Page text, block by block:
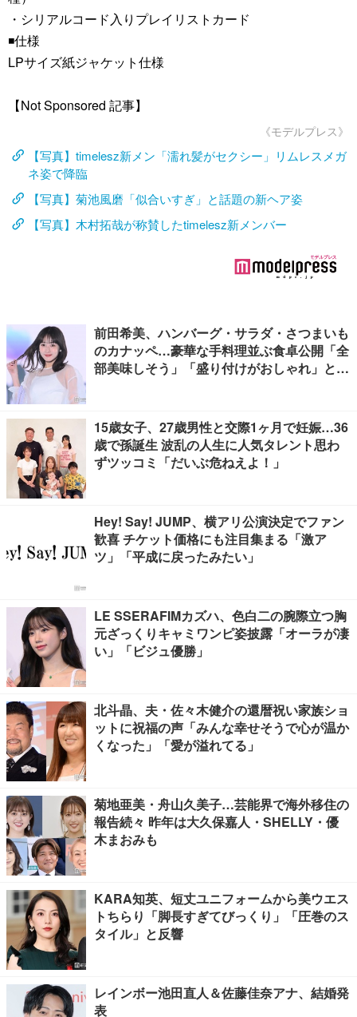
・シリアルコード入りプレイリストカード
◾️仕様
LPサイズ紙ジャケット仕様
【Not Sponsored 記事】
《モデルプレス》
【写真】timelesz新メン「濡れ髪がセクシー」リムレスメガ
ネ姿で降臨
【写真】菊池風磨「似合いすぎ」と話題の新ヘア姿
【写真】木村拓哉が称賛したtimelesz新メンバー
前田希美、ハンバーグ・サラダ・さつまいも
のカナッペ…豪華な手料理並ぶ食卓公開「全
部美味しそう」「盛り付けがおしゃれ」と絶
15歳女子、27歳男性と交際1ヶ月で妊娠…36
歳で孫誕生 波乱の人生に人気タレント思わ
ずツッコミ「だいぶ危ねえよ！」
Hey! Say! JUMP、横アリ公演決定でファン
歓喜 チケット価格にも注目集まる「激ア
ツ」「平成に戻ったみたい」
LE SSERAFIMカズハ、色白二の腕際立つ胸
元ざっくりキャミワンピ姿披露「オーラが凄
い」「ビジュ優勝」
北斗晶、夫・佐々木健介の還暦祝い家族ショ
ットに祝福の声「みんな幸せそうで心が温か
くなった」「愛が溢れてる」
菊地亜美・舟山久美子…芸能界で海外移住の
報告続々 昨年は大久保嘉人・SHELLY・優
木まおみも
KARA知英、短丈ユニフォームから美ウエス
トちらり「脚長すぎてびっくり」「圧巻のス
タイル」と反響
レインボー池田直人＆佐藤佳奈アナ、結婚発
表